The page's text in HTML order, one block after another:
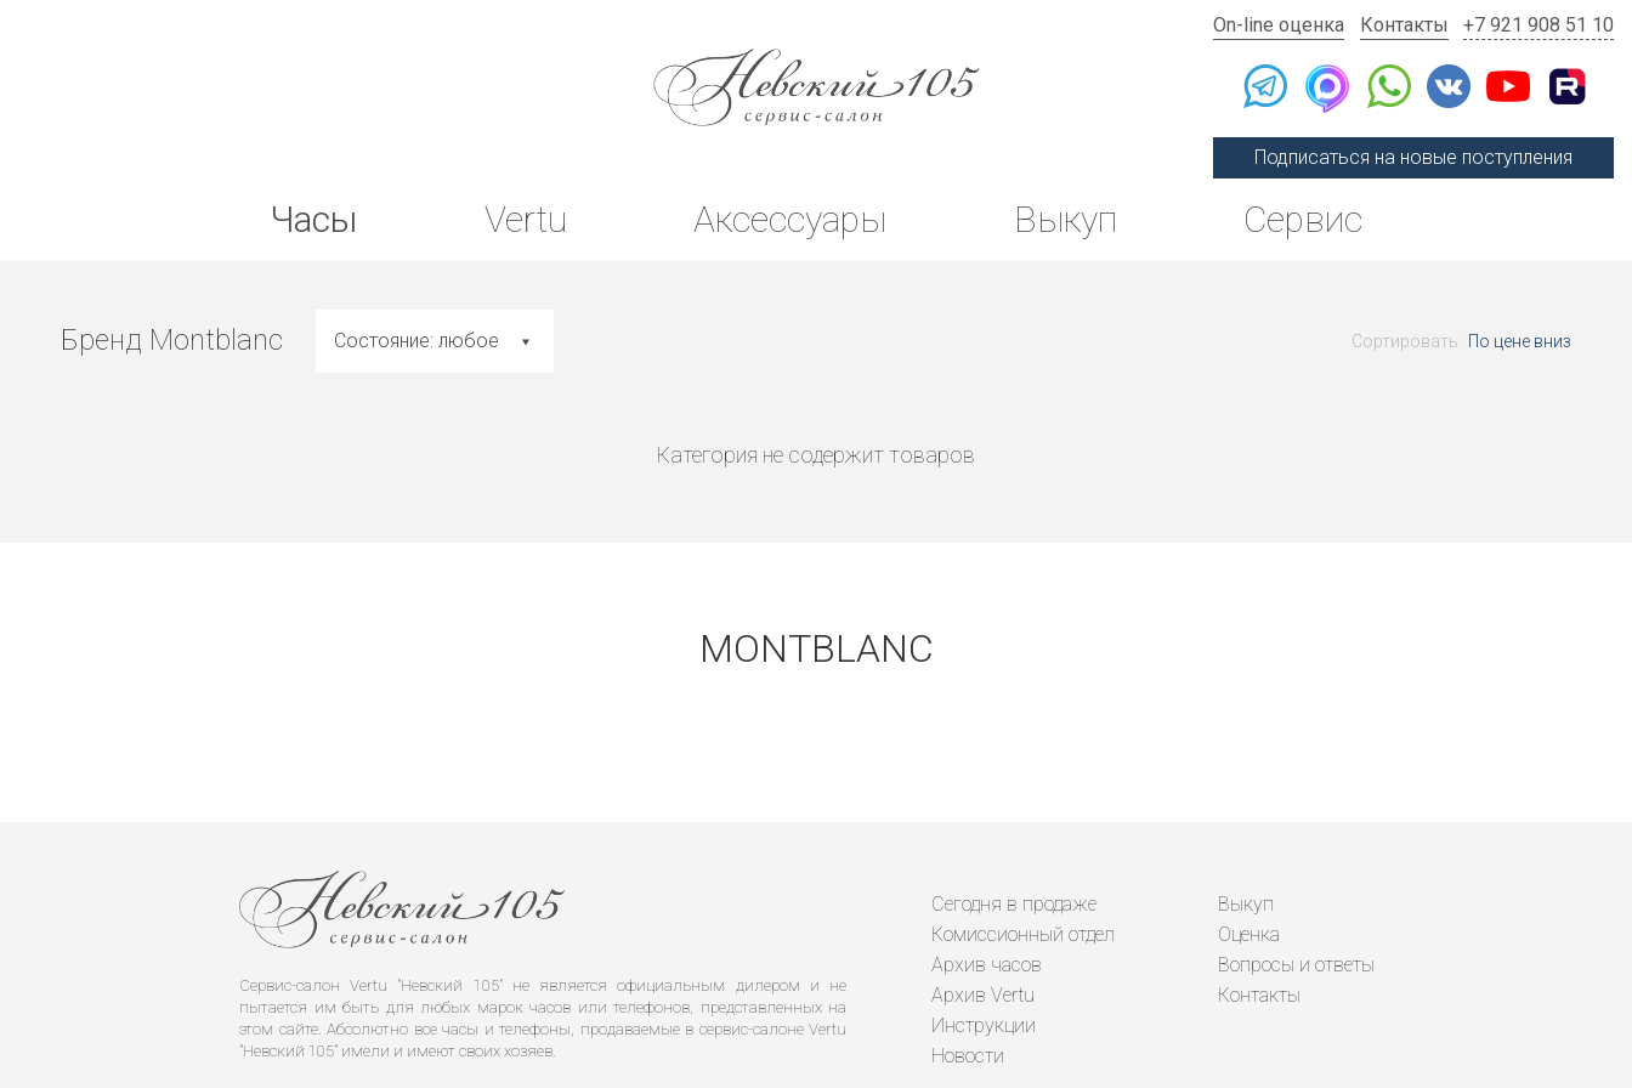
On-line оценка Контакты +7 921 908 51 10
Подписаться на новые поступления
Часы Vertu Аксессуары Выкуп Сервис
Бренд Montblanc Состояние: любое Сортировать: По цене вниз
Категория не содержит товаров
MONTBLANC
Сервис-салон Vertu "Невский 105" не является официальным дилером и не
пытается им быть для любых марок часов или телефонов, представленных на
этом сайте. Абсолютно все часы и телефоны, продаваемые в сервис-салоне Vertu
"Невский 105" имели и имеют своих хозяев.
Сегодня в продаже
Комиссионный отдел
Архив часов
Архив Vertu
Инструкции
Новости
Выкуп
Оценка
Вопросы и ответы
Контакты